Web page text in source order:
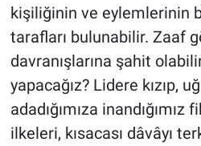
kişiliğinin ve eylemlerinin
tarafları bulunabilir. Zaaf
davranışlarına şahit
yapacağız? Lidere kızıp,
adadığımıza
ilkeleri, kısacası dâvâyı